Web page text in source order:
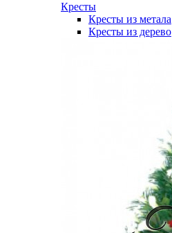
Кресты
Кресты из метала
Кресты из дерево